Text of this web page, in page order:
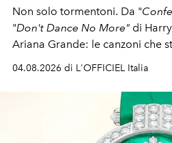
Non solo tormentoni. Da "
"Don't Dance No More" di
Ariana Grande: le canzoni che
colonna sonora della stagione.
04.08.2026 di L'OFFICIEL Italia